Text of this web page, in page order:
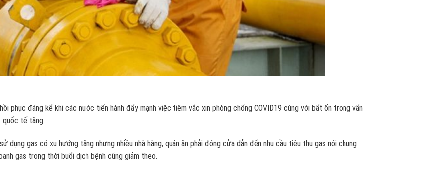
phục đáng kể khi các nước tiến hành đẩy mạnh việc tiêm vắc xin phòng chống COVID19 cùng với bất ổn trong vấn
quốc tế tăng.
gas có xu hướng tăng nhưng nhiều nhà hàng, quán ăn phải đóng cửa dẫn đến nhu cầu tiêu thụ gas nói chung
gas trong thời buổi dịch bệnh cũng giảm theo.